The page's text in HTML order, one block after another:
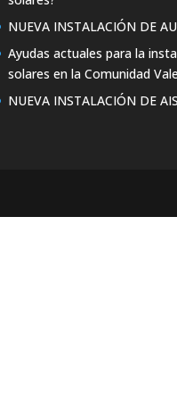
NUEVA INSTALACIÓN DE
Ayudas actuales para la
solares en la Comunidad
NUEVA INSTALACIÓN DE